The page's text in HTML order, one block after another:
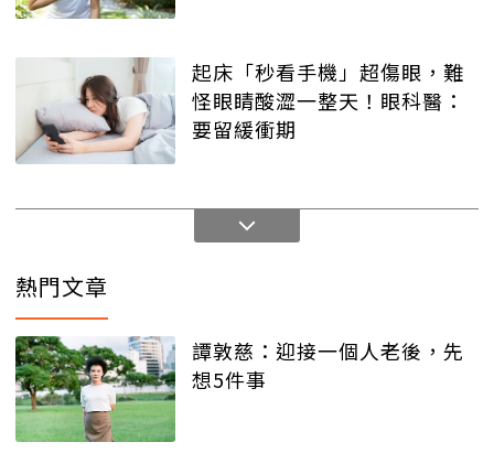
起床「秒看手機」超傷眼，難
怪眼睛酸澀一整天！眼科醫：
要留緩衝期
熱門文章
譚敦慈：迎接一個人老後，先
想5件事